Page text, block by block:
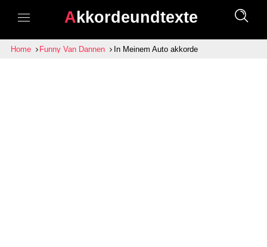
Akkordeundtexte
Home Funny Van Dannen In Meinem Auto akkorde